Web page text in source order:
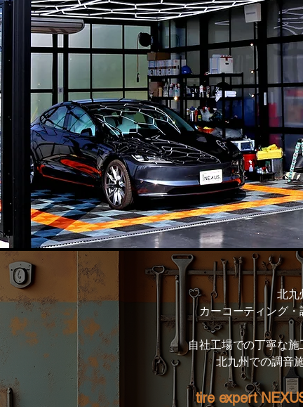
北九
カーコーティング・
自社工場での丁寧な施
北九州での調音
tire expert